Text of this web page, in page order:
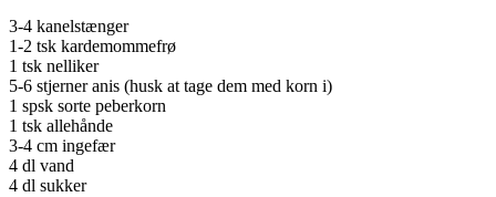
3-4 kanelstænger
1-2 tsk kardemommefrø
1 tsk nelliker
5-6 stjerner anis (husk at tage dem med korn i)
1 spsk sorte peberkorn
1 tsk allehånde
3-4 cm ingefær
4 dl vand
4 dl sukker